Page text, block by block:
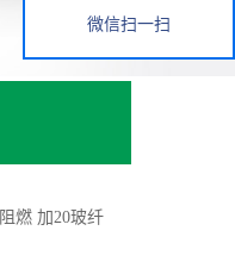
燃 加20玻纤
微信扫一扫